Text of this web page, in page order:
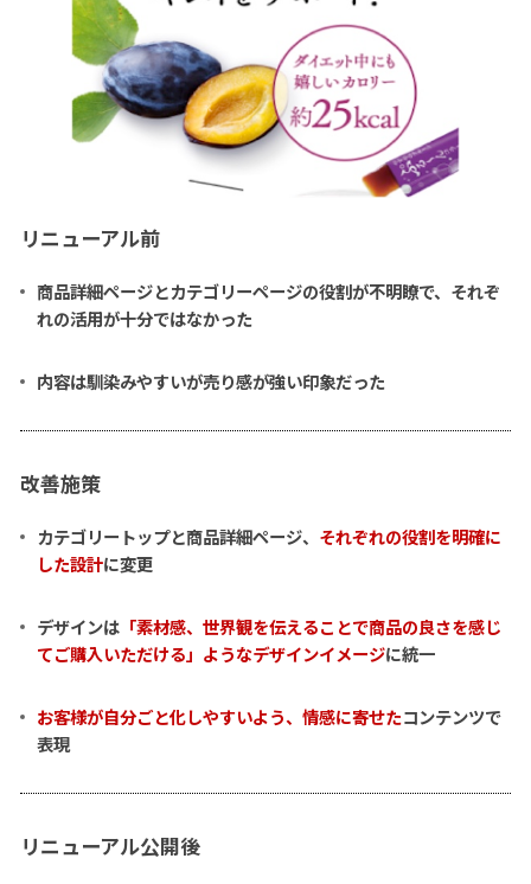
リニューアル前
商品詳細ページとカテゴリーページの役割が不明瞭で、それぞ
れの活用が十分ではなかった
内容は馴染みやすいが売り感が強い印象だった
改善施策
カテゴリートップと商品詳細ページ、 それぞれの役割を明確に
した設計に変更
デザインは 「素材感、世界観を伝えることで商品の良さを感じ
てご購入いただける」ようなデザインイメージに統一
お客様が自分ごと化しやすいよう、情感に寄せたコンテンツで
表現
リニューアル公開後